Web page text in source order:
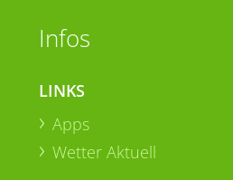
Infos
LINKS
Apps
Wetter Aktuell